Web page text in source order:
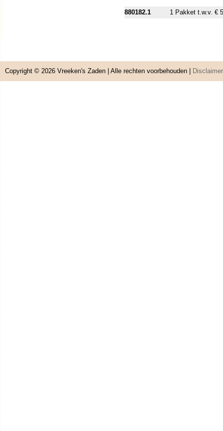
880182.1 1 Pakket t.w.v. €
Copyright © 2026 Vreeken's Zaden | Alle rechten voorbehouden | Disclaimer